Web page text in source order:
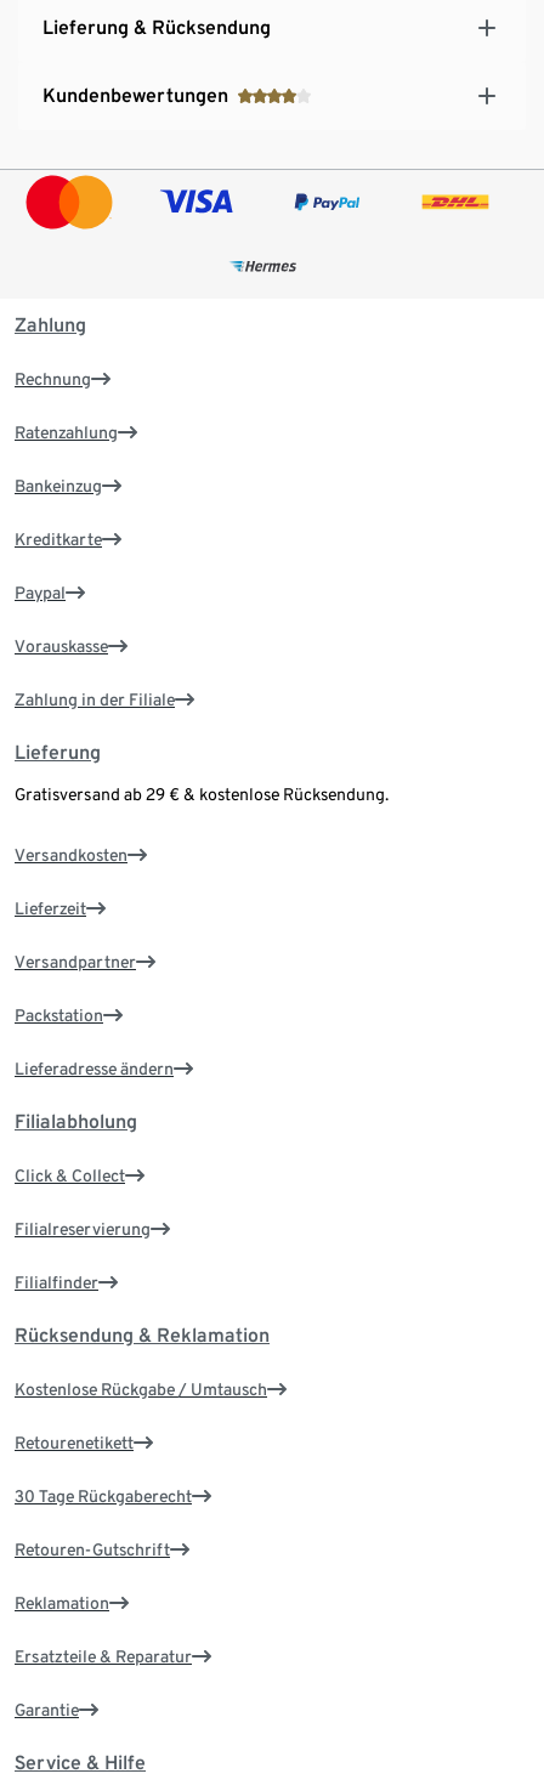
Lieferung & Rücksendung
Kundenbewertungen
Zahlung
Rechnung
Ratenzahlung
Bankeinzug
Kreditkarte
Paypal
Vorauskasse
Zahlung in der Filiale
Lieferung
Gratisversand ab 29 € & kostenlose Rücksendung.
Versandkosten
Lieferzeit
Versandpartner
Packstation
Lieferadresse ändern
Filialabholung
Click & Collect
Filialreservierung
Filialfinder
Rücksendung & Reklamation
Kostenlose Rückgabe / Umtausch
Retourenetikett
30 Tage Rückgaberecht
Retouren-Gutschrift
Reklamation
Ersatzteile & Reparatur
Garantie
Service & Hilfe